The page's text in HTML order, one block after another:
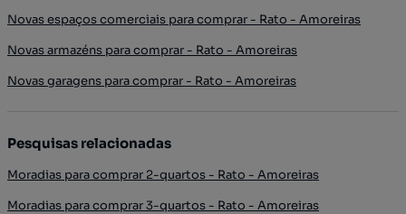
Novas espaços comerciais para comprar - Rato - Amoreiras
Novas armazéns para comprar - Rato - Amoreiras
Novas garagens para comprar - Rato - Amoreiras
Pesquisas relacionadas
Moradias para comprar 2-quartos - Rato - Amoreiras
Moradias para comprar 3-quartos - Rato - Amoreiras